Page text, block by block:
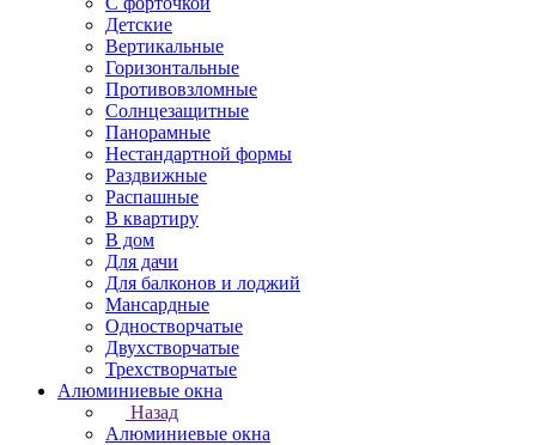
Детские
Вертикальные
Горизонтальные
Противовзломные
Солнцезащитные
Панорамные
Нестандартной формы
Раздвижные
Распашные
В квартиру
В дом
Для дачи
Для балконов и лоджий
Мансардные
Одностворчатые
Двухстворчатые
Трехстворчатые
Алюминиевые окна
Назад
Алюминиевые окна